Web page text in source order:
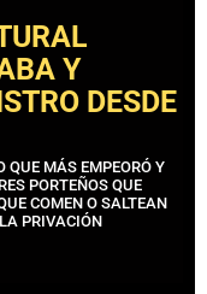
Y
DESDE
QUE MÁS EMPEORÓ Y
PORTEÑOS QUE
COMEN O SALTEAN
PRIVACIÓN